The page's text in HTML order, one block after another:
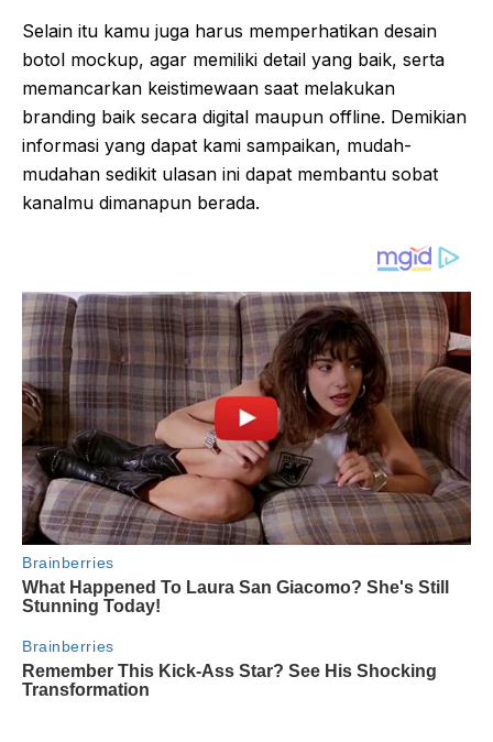
Selain itu kamu juga harus memperhatikan desain
botol mockup, agar memiliki detail yang baik, serta
memancarkan keistimewaan saat melakukan
branding baik secara digital maupun offline. Demikian
informasi yang dapat kami sampaikan, mudah-
mudahan sedikit ulasan ini dapat membantu sobat
kanalmu dimanapun berada.